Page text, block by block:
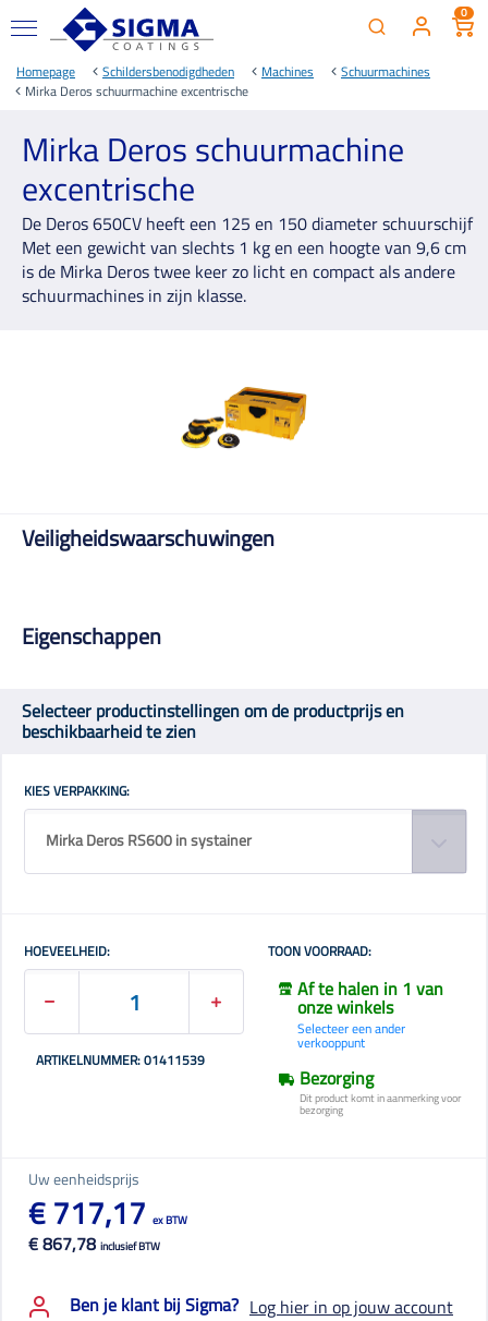
0
Homepage Schildersbenodigdheden Machines
Schuurmachines
Mirka Deros schuurmachine excentrische
Mirka Deros schuurmachine
excentrische
De Deros 650CV heeft een 125 en 150 diameter schuurschijf
Met een gewicht van slechts 1 kg en een hoogte van 9,6 cm
is de Mirka Deros twee keer zo licht en compact als andere
schuurmachines in zijn klasse.
Veiligheidswaarschuwingen
Eigenschappen
Selecteer productinstellingen om de productprijs en
beschikbaarheid te zien
KIES VERPAKKING:
Mirka Deros RS600 in systainer
HOEVEELHEID:
ARTIKELNUMMER: 01411539
TOON VOORRAAD:
Af te halen in 1 van
onze winkels
Selecteer een ander
verkooppunt
Bezorging
Dit product komt in aanmerking voor
bezorging
Uw eenheidsprijs
€ 867,78 inclusief BTW
€ 717,17 ex BTW
Ben je klant bij Sigma? Log hier in op jouw account